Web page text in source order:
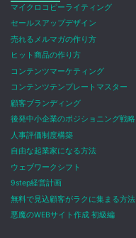
マイクロコピーライティング
セールスアップデザイン
売れるメルマガの作り方
ヒット商品の作り方
コンテンツマーケティング
コンテンツテンプレートマスター
顧客ブランディング
後発中小企業のポジショニング戦略
人事評価制度構築
自由な起業家になる方法
ウェブワークシフト
9step経営計画
無料で見込顧客がラクに集まる方法
悪魔のWEBサイト作成 初級編